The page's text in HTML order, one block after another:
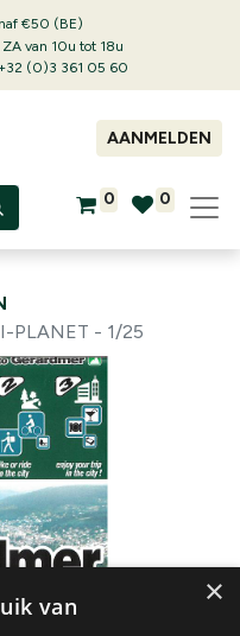
€50 (BE)
van 10u tot 18u
(0)3 361 05 60
AANMELDEN
0 0
PLANET - 1/25
×
van